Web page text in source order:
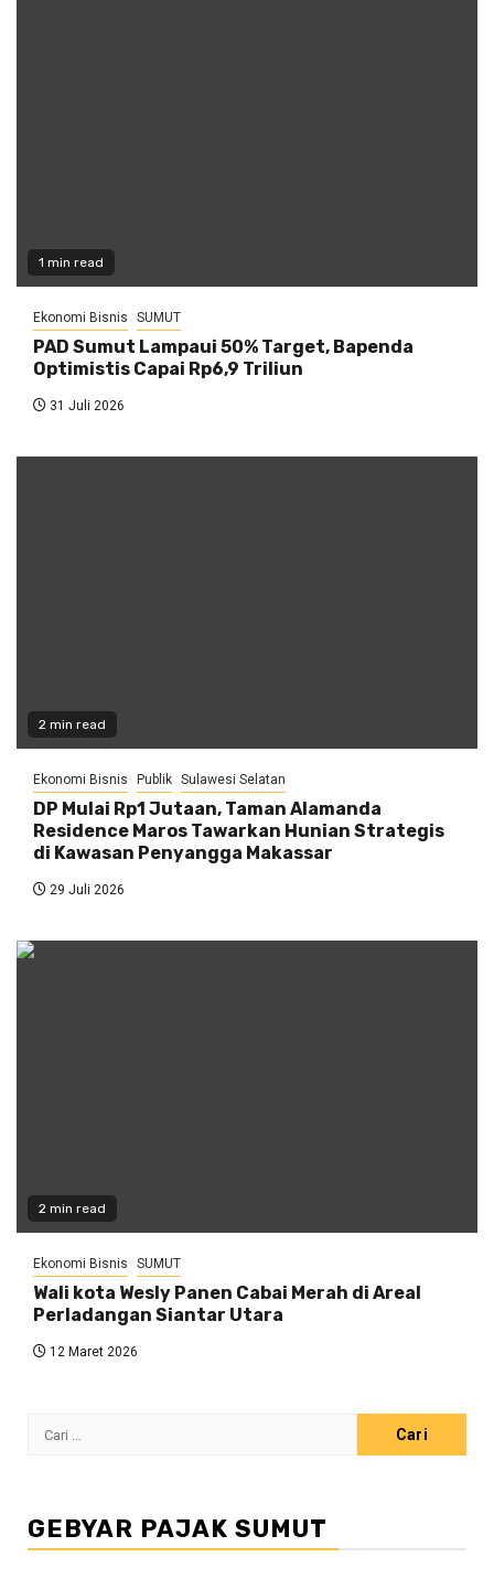
1 min read
Ekonomi Bisnis SUMUT
PAD Sumut Lampaui 50% Target, Bapenda
Optimistis Capai Rp6,9 Triliun
31 Juli 2026
2 min read
Ekonomi Bisnis Publik Sulawesi Selatan
DP Mulai Rp1 Jutaan, Taman Alamanda
Residence Maros Tawarkan Hunian Strategis
di Kawasan Penyangga Makassar
29 Juli 2026
2 min read
Ekonomi Bisnis SUMUT
Wali kota Wesly Panen Cabai Merah di Areal
Perladangan Siantar Utara
12 Maret 2026
Cari
GEBYAR PAJAK SUMUT